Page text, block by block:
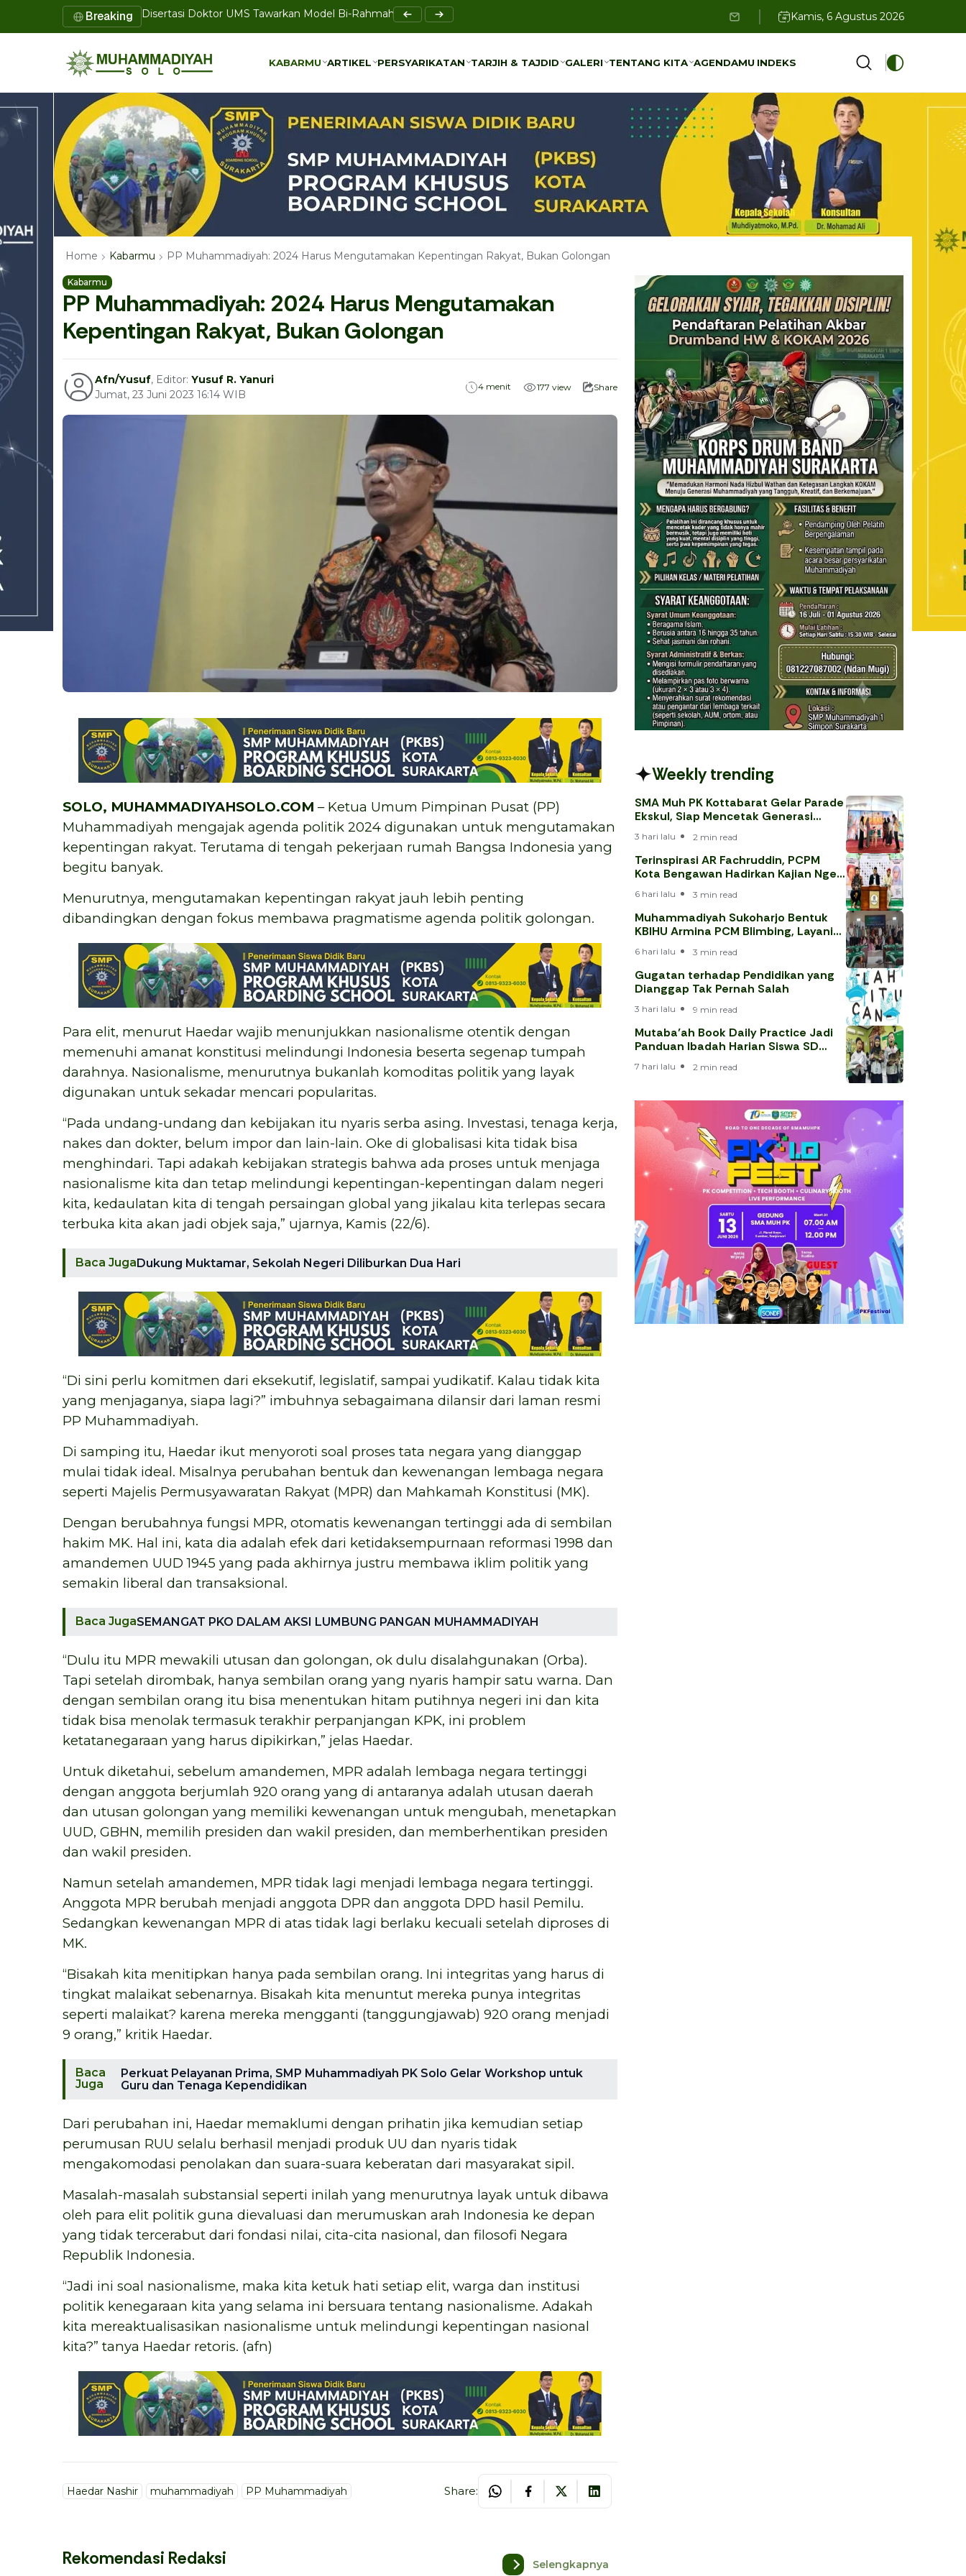
Breaking
UMS Perkuat Pendampingan 1.000 HPK untuk Percepat Penurunan Stunting di Sukoharjo
Kamis, 6 Agustus 2026
KABARMU ARTIKEL PERSYARIKATAN TARJIH & TAJDID GALERI TENTANG KITA AGENDAMU INDEKS
Home Kabarmu PP Muhammadiyah: 2024 Harus Mengutamakan Kepentingan Rakyat, Bukan Golongan
Kabarmu
PP Muhammadiyah: 2024 Harus Mengutamakan
Kepentingan Rakyat, Bukan Golongan
Afn/Yusuf, Editor: Yusuf R. Yanuri
Jumat, 23 Juni 2023 16:14 WIB
4 menit 177 view Share
SOLO, MUHAMMADIYAHSOLO.COM – Ketua Umum Pimpinan Pusat (PP)
Muhammadiyah mengajak agenda politik 2024 digunakan untuk mengutamakan
kepentingan rakyat. Terutama di tengah pekerjaan rumah Bangsa Indonesia yang
begitu banyak.
Menurutnya, mengutamakan kepentingan rakyat jauh lebih penting
dibandingkan dengan fokus membawa pragmatisme agenda politik golongan.
Para elit, menurut Haedar wajib menunjukkan nasionalisme otentik dengan
memenuhi amanat konstitusi melindungi Indonesia beserta segenap tumpah
darahnya. Nasionalisme, menurutnya bukanlah komoditas politik yang layak
digunakan untuk sekadar mencari popularitas.
“Pada undang-undang dan kebijakan itu nyaris serba asing. Investasi, tenaga kerja,
nakes dan dokter, belum impor dan lain-lain. Oke di globalisasi kita tidak bisa
menghindari. Tapi adakah kebijakan strategis bahwa ada proses untuk menjaga
nasionalisme kita dan tetap melindungi kepentingan-kepentingan dalam negeri
kita, kedaulatan kita di tengah persaingan global yang jikalau kita terlepas secara
terbuka kita akan jadi objek saja,” ujarnya, Kamis (22/6).
Baca JugaDukung Muktamar, Sekolah Negeri Diliburkan Dua Hari
“Di sini perlu komitmen dari eksekutif, legislatif, sampai yudikatif. Kalau tidak kita
yang menjaganya, siapa lagi?” imbuhnya sebagaimana dilansir dari laman resmi
PP Muhammadiyah.
Di samping itu, Haedar ikut menyoroti soal proses tata negara yang dianggap
mulai tidak ideal. Misalnya perubahan bentuk dan kewenangan lembaga negara
seperti Majelis Permusyawaratan Rakyat (MPR) dan Mahkamah Konstitusi (MK).
Dengan berubahnya fungsi MPR, otomatis kewenangan tertinggi ada di sembilan
hakim MK. Hal ini, kata dia adalah efek dari ketidaksempurnaan reformasi 1998 dan
amandemen UUD 1945 yang pada akhirnya justru membawa iklim politik yang
semakin liberal dan transaksional.
Baca JugaSEMANGAT PKO DALAM AKSI LUMBUNG PANGAN MUHAMMADIYAH
“Dulu itu MPR mewakili utusan dan golongan, ok dulu disalahgunakan (Orba).
Tapi setelah dirombak, hanya sembilan orang yang nyaris hampir satu warna. Dan
dengan sembilan orang itu bisa menentukan hitam putihnya negeri ini dan kita
tidak bisa menolak termasuk terakhir perpanjangan KPK, ini problem
ketatanegaraan yang harus dipikirkan,” jelas Haedar.
Untuk diketahui, sebelum amandemen, MPR adalah lembaga negara tertinggi
dengan anggota berjumlah 920 orang yang di antaranya adalah utusan daerah
dan utusan golongan yang memiliki kewenangan untuk mengubah, menetapkan
UUD, GBHN, memilih presiden dan wakil presiden, dan memberhentikan presiden
dan wakil presiden.
Namun setelah amandemen, MPR tidak lagi menjadi lembaga negara tertinggi.
Anggota MPR berubah menjadi anggota DPR dan anggota DPD hasil Pemilu.
Sedangkan kewenangan MPR di atas tidak lagi berlaku kecuali setelah diproses di
MK.
“Bisakah kita menitipkan hanya pada sembilan orang. Ini integritas yang harus di
tingkat malaikat sebenarnya. Bisakah kita menuntut mereka punya integritas
seperti malaikat? karena mereka mengganti (tanggungjawab) 920 orang menjadi
9 orang,” kritik Haedar.
Baca
Juga
Perkuat Pelayanan Prima, SMP Muhammadiyah PK Solo Gelar Workshop untuk
Guru dan Tenaga Kependidikan
Dari perubahan ini, Haedar memaklumi dengan prihatin jika kemudian setiap
perumusan RUU selalu berhasil menjadi produk UU dan nyaris tidak
mengakomodasi penolakan dan suara-suara keberatan dari masyarakat sipil.
Masalah-masalah substansial seperti inilah yang menurutnya layak untuk dibawa
oleh para elit politik guna dievaluasi dan merumuskan arah Indonesia ke depan
yang tidak tercerabut dari fondasi nilai, cita-cita nasional, dan filosofi Negara
Republik Indonesia.
“Jadi ini soal nasionalisme, maka kita ketuk hati setiap elit, warga dan institusi
politik kenegaraan kita yang selama ini bersuara tentang nasionalisme. Adakah
kita mereaktualisasikan nasionalisme untuk melindungi kepentingan nasional
kita?” tanya Haedar retoris. (afn)
Haedar Nashir muhammadiyah PP Muhammadiyah Share:
Rekomendasi Redaksi Selengkapnya
Weekly trending
SMA Muh PK Kottabarat Gelar Parade
Ekskul, Siap Mencetak Generasi
3 hari lalu 2 min read
Terinspirasi AR Fachruddin, PCPM
Kota Bengawan Hadirkan Kajian Nge-
6 hari lalu 3 min read
Muhammadiyah Sukoharjo Bentuk
KBIHU Armina PCM Blimbing, Layani
6 hari lalu 3 min read
Gugatan terhadap Pendidikan yang
Dianggap Tak Pernah Salah
3 hari lalu 9 min read
Mutaba’ah Book Daily Practice Jadi
Panduan Ibadah Harian Siswa SD
7 hari lalu 2 min read